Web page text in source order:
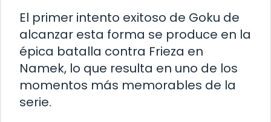
El primer intento exitoso de Goku de
alcanzar esta forma se produce en la
épica batalla contra Frieza en
Namek, lo que resulta en uno de los
momentos más memorables de la
serie.